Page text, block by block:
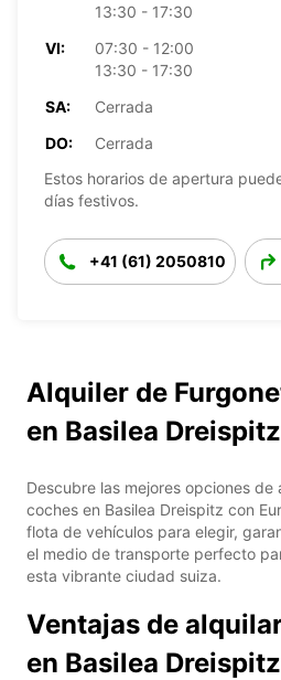
13:30 - 17:30
VI:
07:30 - 12:00
13:30 - 17:30
SA:
Cerrada
DO:
Cerrada
Estos horarios de apertura
días festivos.
+41 (61) 2050810
Alquiler de
en Basilea Dreispitz
Descubre las mejores opciones
coches en Basilea Dreispitz con
flota de vehículos para elegir,
el medio de transporte perfecto
esta vibrante ciudad suiza.
Ventajas de
en Basilea